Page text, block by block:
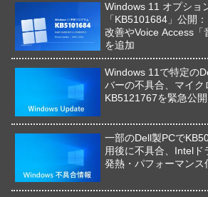
Windows 11 オプショ
「KB5101684」公開
改善やVoice Access
を追加
Windows 11で特定の
バーの不具合、マイク
KB5121767を緊急公開
一部のDell製PCで
用後に不具合、Intelド
発熱・パフォーマンス